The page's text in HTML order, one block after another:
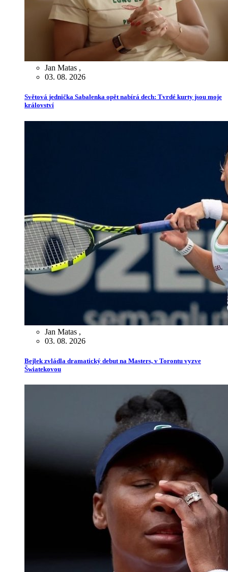
Jan Matas ,
03. 08. 2026
Světová jednička Sabalenka opět nabírá dech: Tvrdé kurty jsou moje
království
Jan Matas ,
03. 08. 2026
Bejlek zvládla dramatický debut na Masters, v Torontu vyzve
Šwiatekovou